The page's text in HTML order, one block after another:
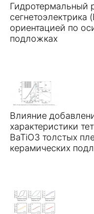
Гидротермальный
сегнетоэлектрика
ориентацией по
подложках
Влияние
характеристики
BaTiO3 толстых
керамических